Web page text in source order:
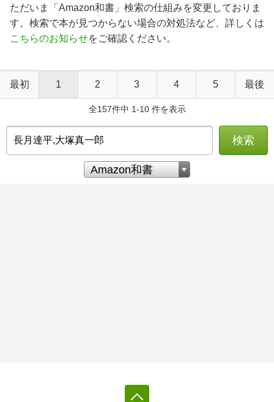
ただいま「Amazon和書」検索の仕組みを変更しておりま
す。検索で本が見つからない場合の対処法など、詳しくは
こちらのお知らせをご確認ください。
最初 1 2 3 4 5 最後
全157件中 1-10 件を表示
検索